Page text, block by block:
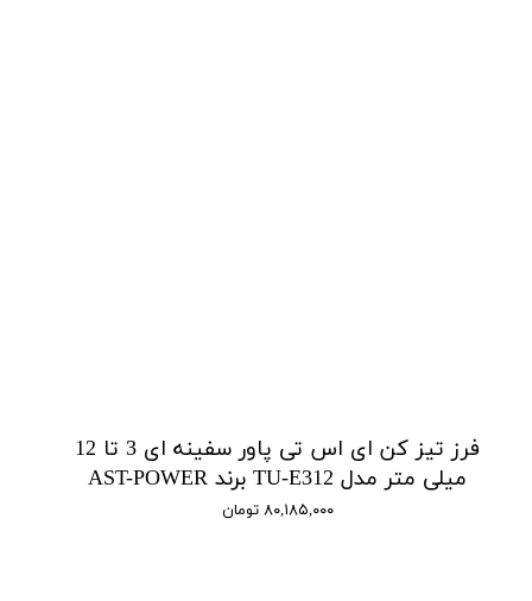
فرز تیز کن ای اس تی پاور سفینه ای 3 تا 12
میلی متر مدل TU-E312 برند AST-POWER
۸۰,۱۸۵,۰۰۰ تومان